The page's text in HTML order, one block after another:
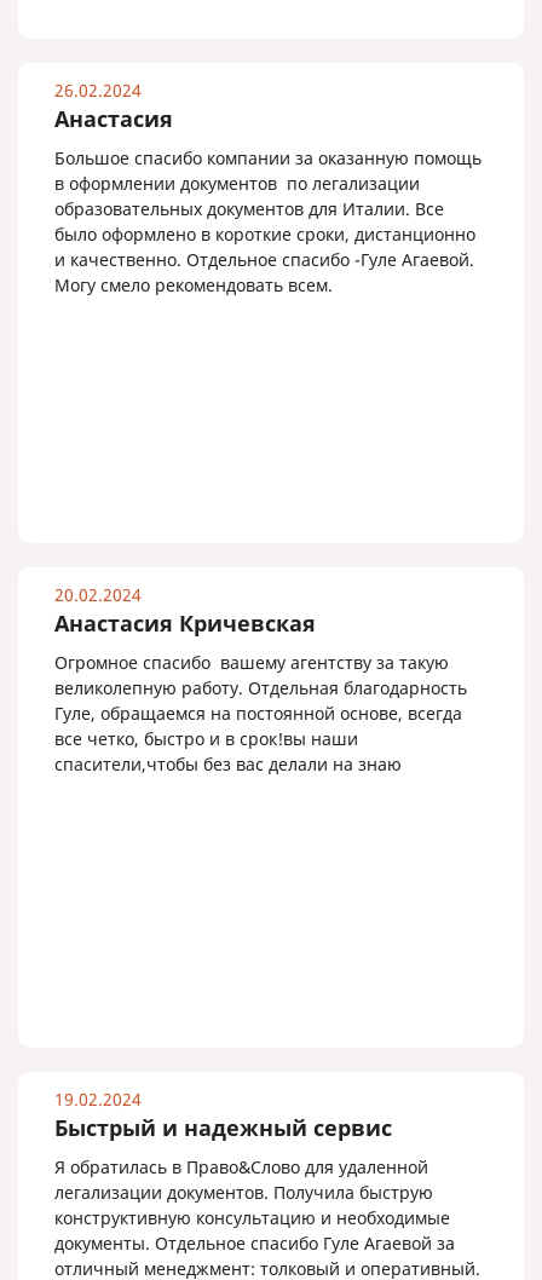
26.02.2024
Анастасия
Большое спасибо компании за оказанную помощь
в оформлении документов по легализации
образовательных документов для Италии. Все
было оформлено в короткие сроки, дистанционно
и качественно. Отдельное спасибо -Гуле Агаевой.
Могу смело рекомендовать всем.
20.02.2024
Анастасия Кричевская
Огромное спасибо вашему агентству за такую
великолепную работу. Отдельная благодарность
Гуле, обращаемся на постоянной основе, всегда
все четко, быстро и в срок!вы наши
спасители,чтобы без вас делали на знаю
19.02.2024
Быстрый и надежный сервис
Я обратилась в Право&Слово для удаленной
легализации документов. Получила быструю
конструктивную консультацию и необходимые
документы. Отдельное спасибо Гуле Агаевой за
отличный менеджмент: толковый и оперативный.